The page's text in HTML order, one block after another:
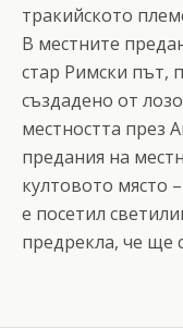
тракийското
В местните
стар Римски път,
създадено от
местността през
предания на
култовото място
е посетил
предрекла, че ще